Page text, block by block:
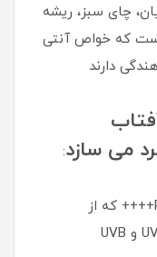
چای سبز، ریشه
است که خواص آنتی
دارند
می سازد:
محافظت بالا: دارای SPF50+ و PA++++ که از
پوست در برابر اشعه های مضر UVA و UVB